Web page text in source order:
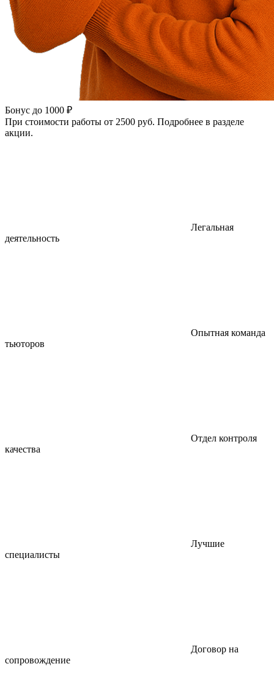
Бонус до 1000 ₽
При стоимости работы от 2500 руб. Подробнее в разделе
акции.
Легальная
деятельность
Опытная команда
тьюторов
Отдел контроля
качества
Лучшие
специалисты
Договор на
сопровождение